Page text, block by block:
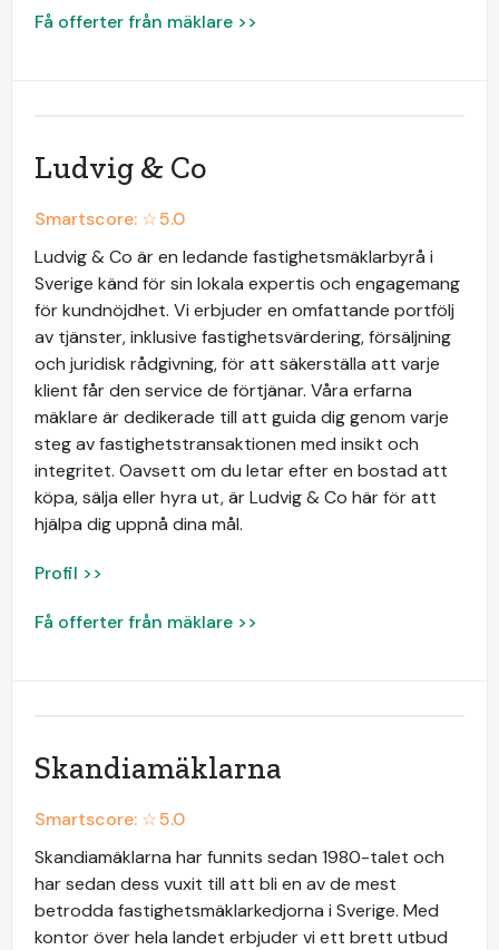
Få offerter från mäklare >>
Ludvig & Co
Smartscore: ☆5.0
Ludvig & Co är en ledande fastighetsmäklarbyrå i
Sverige känd för sin lokala expertis och engagemang
för kundnöjdhet. Vi erbjuder en omfattande portfölj
av tjänster, inklusive fastighetsvärdering, försäljning
och juridisk rådgivning, för att säkerställa att varje
klient får den service de förtjänar. Våra erfarna
mäklare är dedikerade till att guida dig genom varje
steg av fastighetstransaktionen med insikt och
integritet. Oavsett om du letar efter en bostad att
köpa, sälja eller hyra ut, är Ludvig & Co här för att
hjälpa dig uppnå dina mål.
Profil >>
Få offerter från mäklare >>
Skandiamäklarna
Smartscore: ☆5.0
Skandiamäklarna har funnits sedan 1980-talet och
har sedan dess vuxit till att bli en av de mest
betrodda fastighetsmäklarkedjorna i Sverige. Med
kontor över hela landet erbjuder vi ett brett utbud